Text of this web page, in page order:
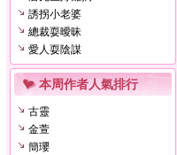
誘拐小老婆
總裁耍曖昧
愛人耍陰謀
本周作者人氣排行
古靈
金萱
簡瓔